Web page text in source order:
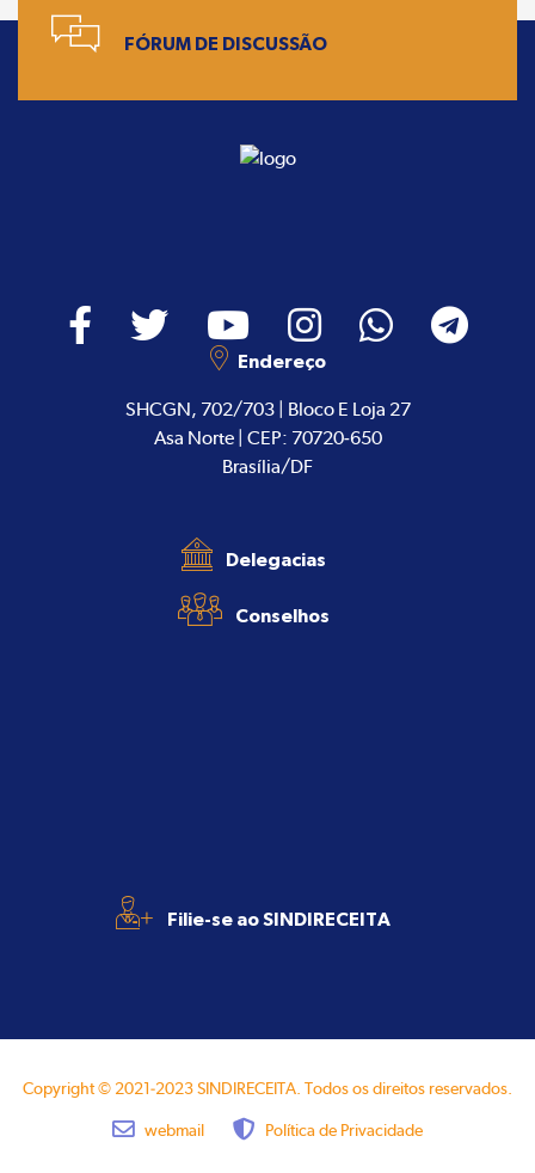
FÓRUM DE DISCUSSÃO
Endereço
SHCGN, 702/703 | Bloco E Loja 27
Asa Norte | CEP: 70720-650
Brasília/DF
Delegacias
Conselhos
+ Filie-se ao SINDIRECEITA
Copyright © 2021-2023 SINDIRECEITA. Todos os direitos reservados.
webmail Política de Privacidade